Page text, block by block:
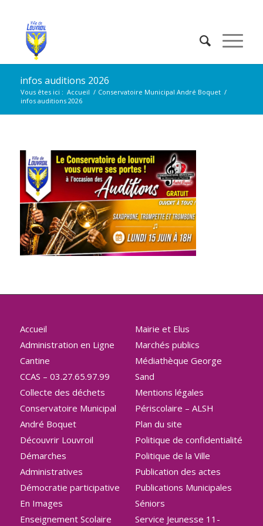
infos auditions 2026
Vous êtes ici : Accueil / Conservatoire Municipal André Boquet /
infos auditions 2026
Accueil
Administration en Ligne
Cantine
CCAS – 03.27.65.97.99
Collecte des déchets
Conservatoire Municipal
André Boquet
Découvrir Louvroil
Démarches
Administratives
Démocratie participative
En Images
Enseignement Scolaire
Mairie et Elus
Marchés publics
Médiathèque George
Sand
Mentions légales
Périscolaire – ALSH
Plan du site
Politique de confidentialité
Politique de la Ville
Publication des actes
Publications Municipales
Séniors
Service Jeunesse 11-